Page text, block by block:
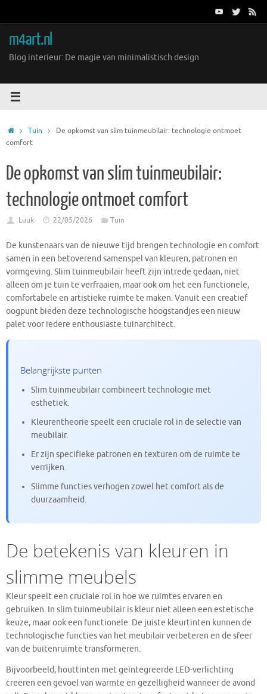
inhoud
m4art.nl
Blog interieur: De magie van minimalistisch design
HomeTuin
De opkomst van slim tuinmeubilair: technologie ontmoet
comfort
De opkomst van slim tuinmeubilair:
technologie ontmoet comfort
Luuk 22/05/2026 Tuin
De kunstenaars van de nieuwe tijd brengen technologie en comfort
samen in een betoverend samenspel van kleuren, patronen en
vormgeving. Slim tuinmeubilair heeft zijn intrede gedaan, niet
alleen om je tuin te verfraaien, maar ook om het een functionele,
comfortabele en artistieke ruimte te maken. Vanuit een creatief
oogpunt bieden deze technologische hoogstandjes een nieuw
palet voor iedere enthousiaste tuinarchitect.
Belangrijkste punten
Slim tuinmeubilair combineert technologie met
esthetiek.
Kleurentheorie speelt een cruciale rol in de selectie van
meubilair.
Er zijn specifieke patronen en texturen om de ruimte te
verrijken.
Slimme functies verhogen zowel het comfort als de
duurzaamheid.
De betekenis van kleuren in
slimme meubels
Kleur speelt een cruciale rol in hoe we ruimtes ervaren en
gebruiken. In slim tuinmeubilair is kleur niet alleen een estetische
keuze, maar ook een functionele. De juiste kleurtinten kunnen de
technologische functies van het meubilair verbeteren en de sfeer
van de buitenruimte transformeren.
Bijvoorbeeld, houttinten met geïntegreerde LED-verlichting
creëren een gevoel van warmte en gezelligheid wanneer de avond